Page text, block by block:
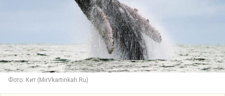
Фото: Кит (MirVkartinkah.Ru)